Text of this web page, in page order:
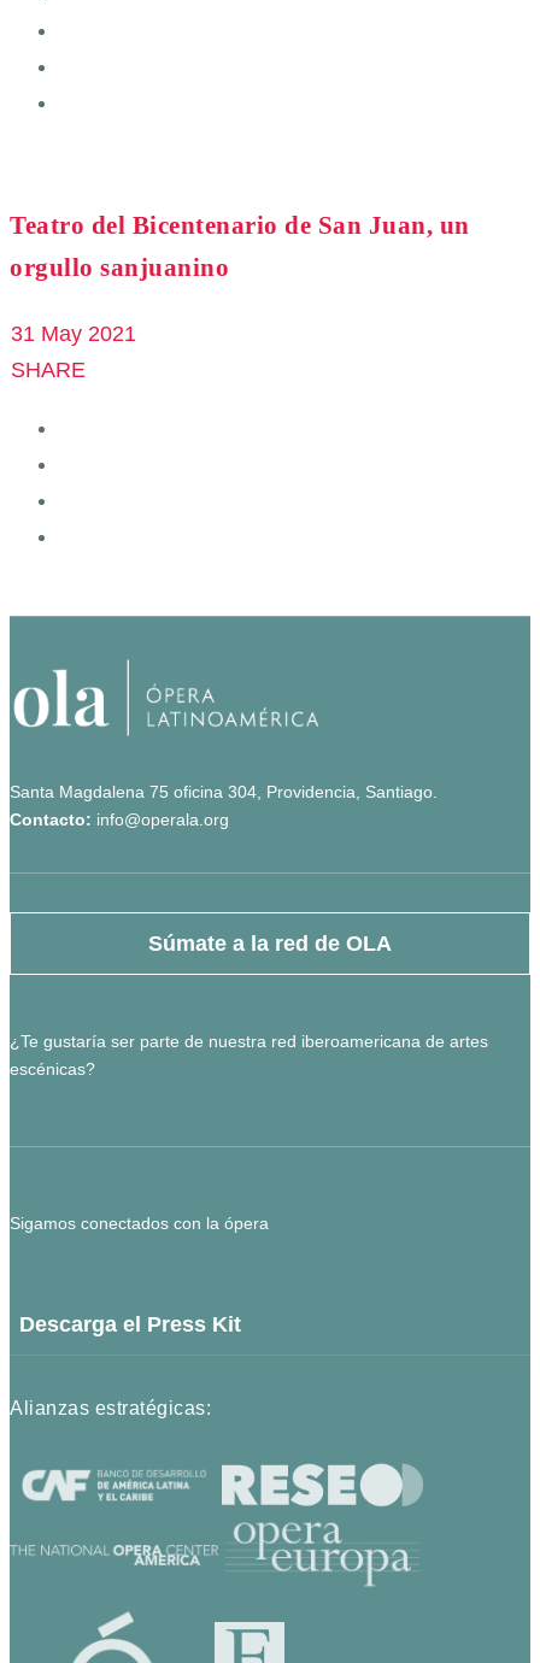
Teatro del Bicentenario de San Juan, un
orgullo sanjuanino
31 May 2021
SHARE
Santa Magdalena 75 oficina 304, Providencia, Santiago.
Contacto: info@operala.org
Súmate a la red de OLA
¿Te gustaría ser parte de nuestra red iberoamericana de artes
escénicas?
Sigamos conectados con la ópera
Descarga el Press Kit
Alianzas estratégicas: